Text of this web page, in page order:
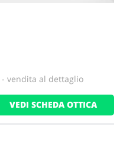
vendita al dettaglio
VEDI SCHEDA OTTICA